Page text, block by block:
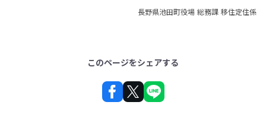
長野県池田町役場 総務課 移住定住係
このページをシェアする